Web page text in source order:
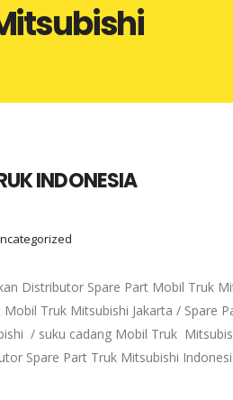
INDONESIA
Distributor Spare Part Mobil Truk
Truk Mitsubishi Jakarta / Spare
/ suku cadang Mobil Truk
Spare Part Truk Mitsubishi